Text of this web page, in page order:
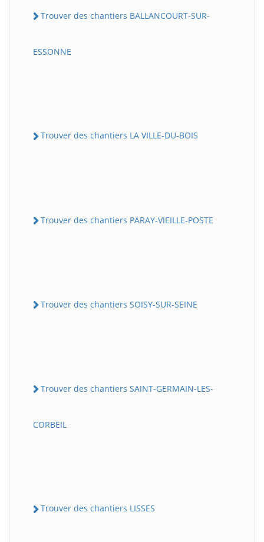
Trouver des chantiers BALLANCOURT-SUR-
ESSONNE
Trouver des chantiers LA VILLE-DU-BOIS
Trouver des chantiers PARAY-VIEILLE-POSTE
Trouver des chantiers SOISY-SUR-SEINE
Trouver des chantiers SAINT-GERMAIN-LES-
CORBEIL
Trouver des chantiers LISSES